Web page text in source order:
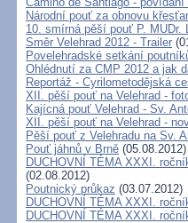
Národní pouť za obnovu
10. smírná pěší pouť P. MUDr.
Směr Velehrad 2012 - Trailer
Povelehradské setkání
Ohlédnutí za CMP 2012 a jak
Reportáž - Cyrilometodějská
XII. pěší pouť na Velehrad -
Kajícná pouť Velehrad - Sv.
XII. pěší pouť na Velehrad -
Pěší pouť z Velehradu na Sv.
Pouť jáhnů v Brně (05.08.2012)
DUCHOVNÍ TÉMA XXXI.
(02.08.2012)
Poutnický průkaz (03.07.2012)
DUCHOVNÍ TÉMA XXXI.
DUCHOVNÍ TÉMA XXXI.